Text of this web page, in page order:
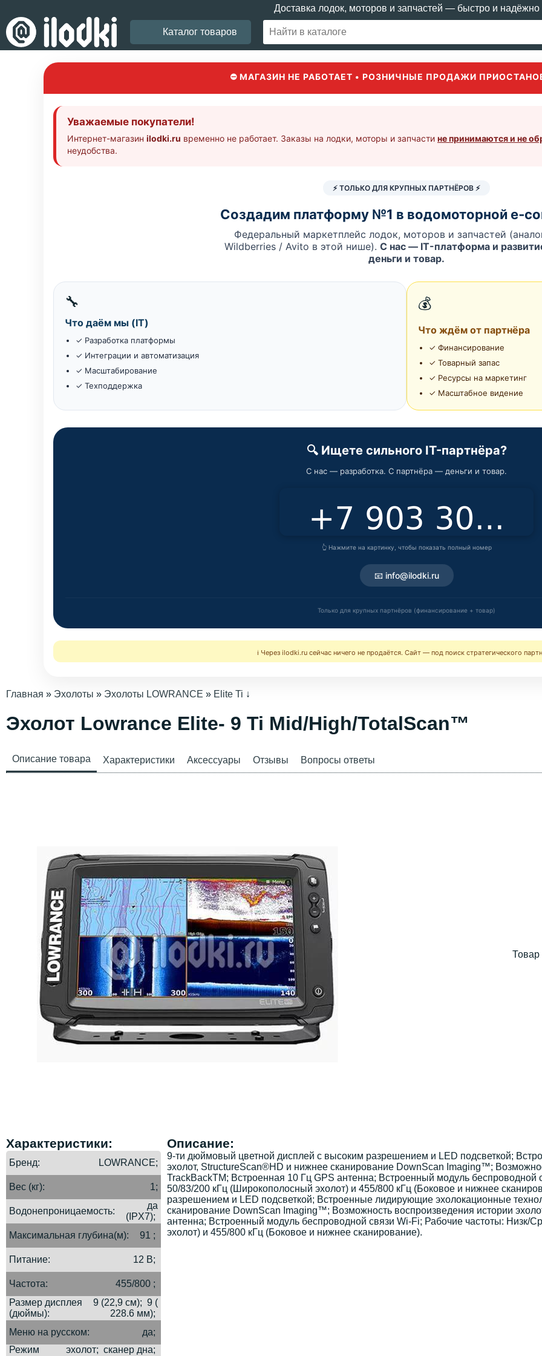
Доставка лодок, моторов и запчастей — быстро и надёжно
Каталог товаров
⛔ МАГАЗИН НЕ РАБОТАЕТ • РОЗНИЧНЫЕ ПРОДАЖИ
Уважаемые покупатели!
Интернет-магазин ilodki.ru временно не работает. Заказы на лодки, моторы и запчасти не принимаются и не
неудобства.
⚡ ТОЛЬКО ДЛЯ КРУПНЫХ ПАРТНЁРОВ ⚡
Создадим платформу №1 в водомоторной
Федеральный маркетплейс лодок, моторов и запчастей
Wildberries / Avito в этой нише). С нас — IT-платформа и
деньги и товар.
🔧
Что даём мы (IT)
✓ Разработка платформы
✓ Интеграции и автоматизация
✓ Масштабирование
✓ Техподдержка
💰
Что ждём от партнёра
✓ Финансирование
✓ Товарный запас
✓ Ресурсы на маркетинг
✓ Масштабное видение
🔍 Ищете сильного IT-партнёра?
С нас — разработка. С партнёра — деньги и товар.
👆 Нажмите на картинку, чтобы показать полный номер
📧 info@ilodki.ru
Только для крупных партнёров (финансирование + товар)
ℹ️ Через ilodki.ru сейчас ничего не продаётся. Сайт — под поиск стратегического
Главная » Эхолоты » Эхолоты LOWRANCE » Elite Ti ↓
Эхолот Lowrance Elite- 9 Ti Mid/High/TotalScan™
Описание товара Характеристики Аксессуары Отзывы Вопросы ответы
Товар
Характеристики:
Бренд LOWRANCE;
Вес (кг) 1;
Водонепроницаемость
да
(IPX7);
Максимальная глубина(м)
91 ;
Питание 12 В;
Частота
455/800 ;
Размер дисплея
(дюймы)
9 (22,9 см); 9 (
228.6 мм);
Меню на русском
да;
Режим
эхолот; сканер дна;
Описание:
9-ти дюймовый цветной дисплей с высоким разрешением и LED подсветкой;
эхолот, StructureScan®HD и нижнее сканирование DownScan Imaging™;
TrackBackTM; Встроенная 10 Гц GPS антенна; Встроенный модуль
50/83/200 кГц (Широкополосный эхолот) и 455/800 кГц (Боковое и нижнее
разрешением и LED подсветкой; Встроенные лидирующие эхолокационные
сканирование DownScan Imaging™; Возможность воспроизведения истории
антенна; Встроенный модуль беспроводной связи Wi-Fi; Рабочие частоты: Низк/
эхолот) и 455/800 кГц (Боковое и нижнее сканирование).